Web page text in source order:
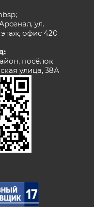
ул.
офис 420
посёлок
улица, 38А